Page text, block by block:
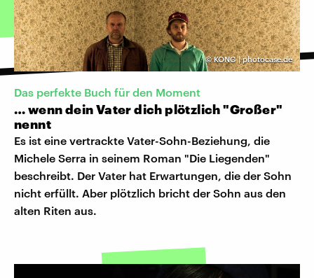
©KONG | photocase.de
Das perfekte Buch für den Moment
… wenn dein Vater dich plötzlich "Großer"
nennt
Es ist eine vertrackte Vater-Sohn-Beziehung, die
Michele Serra in seinem Roman "Die Liegenden"
beschreibt. Der Vater hat Erwartungen, die der Sohn
nicht erfüllt. Aber plötzlich bricht der Sohn aus den
alten Riten aus.